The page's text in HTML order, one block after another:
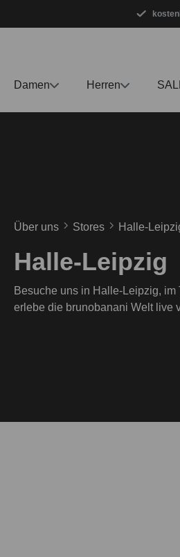
Zur Hauptnavigation springen
Damen Herren
Über uns Stores Halle-
Halle-Leipzig
Besuche uns in Halle-Leipzig,
erlebe die brunobanani Welt live